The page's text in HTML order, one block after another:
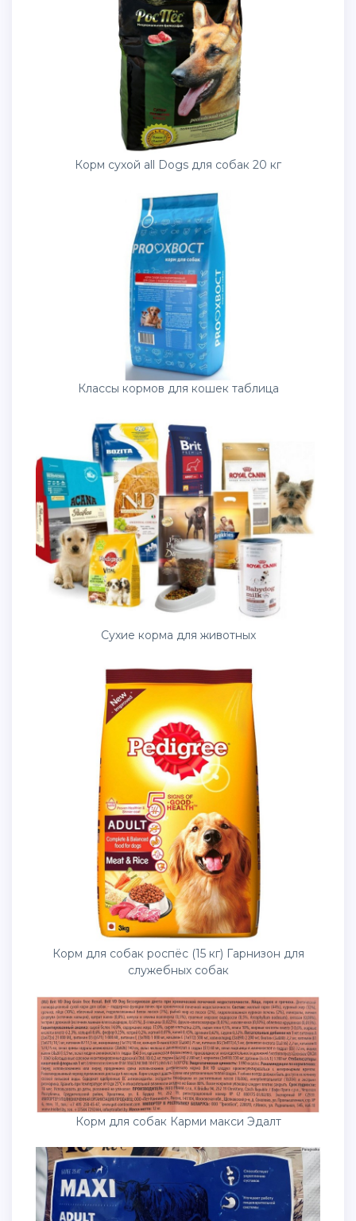
Корм сухой all Dogs для собак 20 кг
Классы кормов для кошек таблица
Сухие корма для животных
Корм для собак роспёс (15 кг) Гарнизон для
служебных собак
Корм для собак Карми макси Эдалт